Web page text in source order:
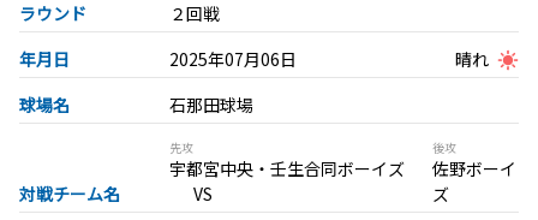
ラウンド
２回戦
年月日
2025年07月06日
晴れ
球場名
石那田球場
対戦チーム名
先攻
宇都宮中央・壬生合同ボーイズ
後攻
佐野ボーイ
ズ